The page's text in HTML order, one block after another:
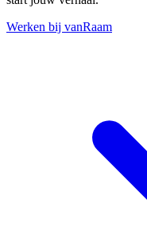
Werken bij vanRaam